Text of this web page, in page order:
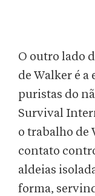
O outro lado
de Walker é
puristas do
Survival
o trabalho de
contato
aldeias
forma,